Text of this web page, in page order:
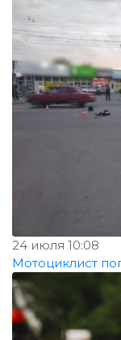
24 июля 10:08
Мотоциклист